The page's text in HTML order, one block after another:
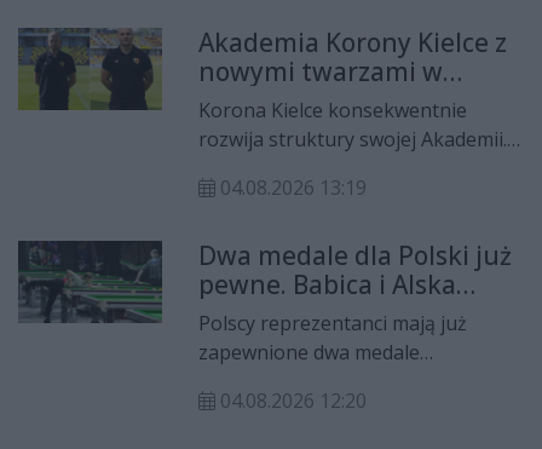
Akademia Korony Kielce z
nowymi twarzami w
sztabie i drużynie
Korona Kielce konsekwentnie
rozwija struktury swojej Akademii.
„żółto-czerwonych” barw Daniela
którzy w nadchodzącym sezonie
będą pracować z młodymi
piłkarzami. Ponadto w ostatnich
dniach ogłoszono, że kilku
zawodników podpisało kontrakty z
Koroną.
04.08.2026 13:19
Dwa medale dla Polski już
pewne. Babica i Alska
zagrają o finały
mistrzostw Europy w
Kielcach
Polscy reprezentanci mają już
zapewnione dwa medale
Radosław Babica i Dalia Alska
04.08.2026 12:20